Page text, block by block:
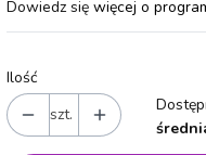
Dowiedz się więcej o
Ilość
szt.